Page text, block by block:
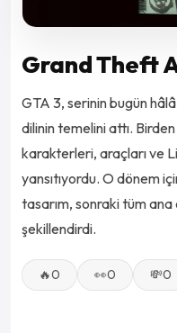
Grand Theft
GTA 3, serinin bugün
dilinin temelini attı.
karakterleri, araçları ve
yansıtıyordu. O dönem
tasarım, sonraki tüm
şekillendirdi.
🔥0 👀0 💸0